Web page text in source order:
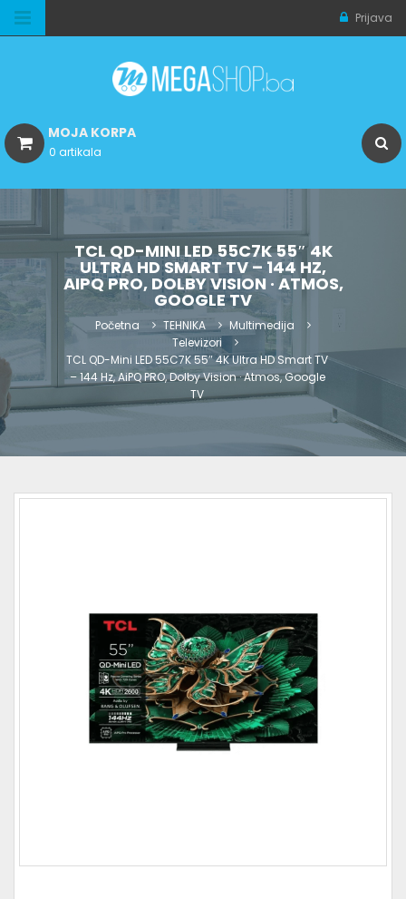
Prijava
MOJA KORPA
0 artikala
TCL QD-MINI LED 55C7K 55″ 4K
ULTRA HD SMART TV – 144 HZ,
AIPQ PRO, DOLBY VISION · ATMOS,
GOOGLE TV
Početna TEHNIKA
Multimedija
Televizori
TCL QD-Mini LED 55C7K 55″ 4K Ultra HD Smart TV
– 144 Hz, AiPQ PRO, Dolby Vision · Atmos, Google
TV